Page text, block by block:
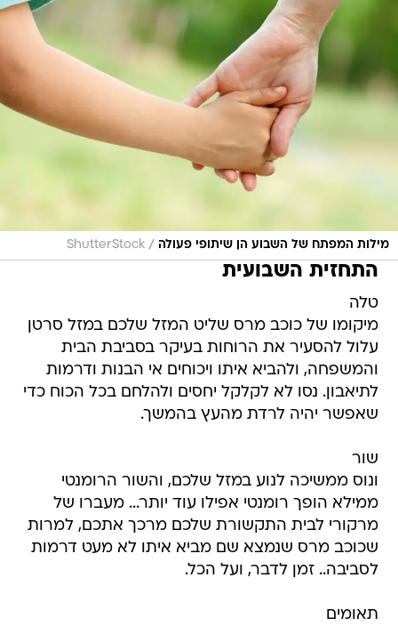
מילות המפתח של השבוע הן שיתופי פעולה /
ShutterStock
התחזית השבועית
טלה
מיקומו של כוכב מרס שליט המזל שלכם במזל סרטן
עלול להסעיר את הרוחות בעיקר בסביבת הבית
והמשפחה, ולהביא איתו ויכוחים אי הבנות ודרמות
לתיאבון. נסו לא לקלקל יחסים ולהלחם בכל הכוח כדי
שאפשר יהיה לרדת מהעץ בהמשך.
שור
ונוס ממשיכה לנוע במזל שלכם, והשור הרומנטי
ממילא הופך רומנטי אפילו עוד יותר... מעברו של
מרקורי לבית התקשורת שלכם מרכך אתכם, למרות
שכוכב מרס שנמצא שם מביא איתו לא מעט דרמות
לסביבה.. זמן לדבר, ועל הכל.
תאומים